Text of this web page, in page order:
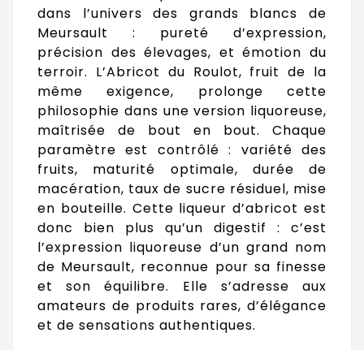
dans l’univers des grands blancs de
Meursault : pureté d’expression,
précision des élevages, et émotion du
terroir. L’Abricot du Roulot, fruit de la
même exigence, prolonge cette
philosophie dans une version liquoreuse,
maîtrisée de bout en bout. Chaque
paramètre est contrôlé : variété des
fruits, maturité optimale, durée de
macération, taux de sucre résiduel, mise
en bouteille. Cette liqueur d’abricot est
donc bien plus qu’un digestif : c’est
l’expression liquoreuse d’un grand nom
de Meursault, reconnue pour sa finesse
et son équilibre. Elle s’adresse aux
amateurs de produits rares, d’élégance
et de sensations authentiques.